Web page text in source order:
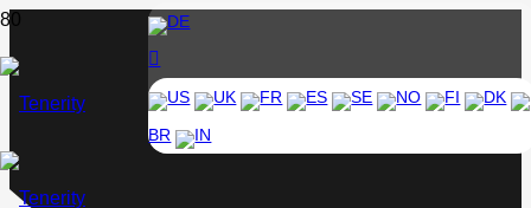
DE
US UK FR ES SE NO FI
DK
BR
IN